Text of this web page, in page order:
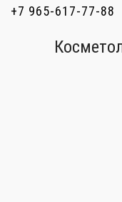
+7 965-617-77-88